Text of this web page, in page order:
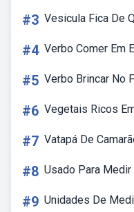
#3 Vesicula Fica De
#4 Verbo Comer Em
#5 Verbo Brincar No
#6 Vegetais Ricos
#7 Vatapá De
#8 Usado Para
#9 Unidades De